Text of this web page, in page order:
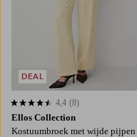
Ellos Collection
Kostuumbroek met wijde pijpen
4,4 op basis van 8 beoordelingen
4,4 (8)
DEAL